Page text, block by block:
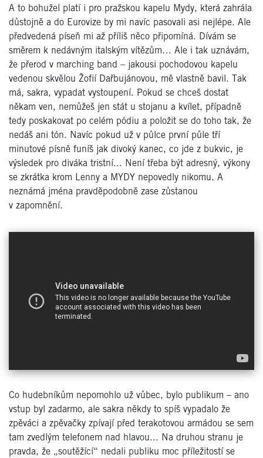
A to bohužel platí i pro pražskou kapelu Mydy, která zahrála
důstojně a do Eurovize by mi navíc pasovali asi nejlépe. Ale
předvedená píseň mi až příliš něco připomíná. Dívám se
směrem k nedávným italským vítězům… Ale i tak uznávám,
že přerod v marching band – jakousi pochodovou kapelu
vedenou skvělou Žofií
Dařbujánovou, mě vlastně bavil. Tak
má, sakra, vypadat vystoupení. Pokud se chceš dostat
někam ven, nemůžeš jen stát u stojanu a kvílet, případně
tedy poskakovat po celém pódiu a položit se do toho tak, že
nedáš ani tón. Navíc pokud už v půlce první půle tří
minutové písně funíš jak divoký kanec, co jde z bukvic, je
výsledek pro diváka tristní... Není třeba být adresný, výkony
se zkrátka krom Lenny a MYDY nepovedly nikomu. A
neznámá jména pravděpodobně zase zůstanou
v zapomnění.
Co hudebníkům nepomohlo už vůbec, bylo publikum – ano
vstup byl zadarmo, ale sakra někdy to spíš vypadalo že
zpěváci a zpěvačky zpívají před terakotovou armádou se sem
tam zvedlým telefonem nad hlavou... Na druhou stranu je
pravda, že „soutěžící“ nedali publiku moc příležitostí se